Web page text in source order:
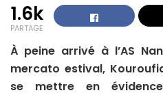
1.6k
PARTAGE
À peine arrivé à l’AS
mercato estival,
se mettre en